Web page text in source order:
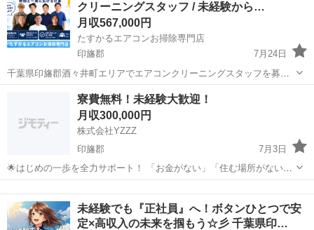
す。 ...
クリーニングスタッフ / 未経験から…
月収567,000円
たすかるエアコンお掃除専門店
印旛郡
7月24日
千葉県印旛郡酒々井町エリアでエアコンクリーニングスタッフを募集
しています。 未経験から月収60万円も可能、業務委託のお仕事です。
※形式上「契約社員」を選択していますが、実態は業務委託契約とな
印旛郡 その他
寮費無料！未経験大歓迎！
月収300,000円
株式会社YZZZ
印旛郡
7月3日
🌟はじめの一歩を全力サポート！ 「お金がない」「住む場所がない」
「今すぐ働きたい」 そんなあなたを全力で応援します💪 ＼生活・仕
事・住まい、すべてサポート体制万全！／ 💼募集職種（全国の大手工
場でのお仕事） 🔧...未経験でも『正社員』へ！ボタンひとつで安
定×高収入の未来を掴もう☆彡 千葉県印…